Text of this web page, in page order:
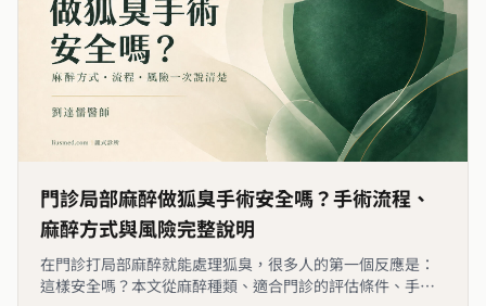
門診局部麻醉做狐臭手術安全嗎？手術流程、
麻醉方式與風險完整說明
在門診打局部麻醉就能處理狐臭，很多人的第一個反應是：
這樣安全嗎？本文從麻醉種類、適合門診的評估條件、手術